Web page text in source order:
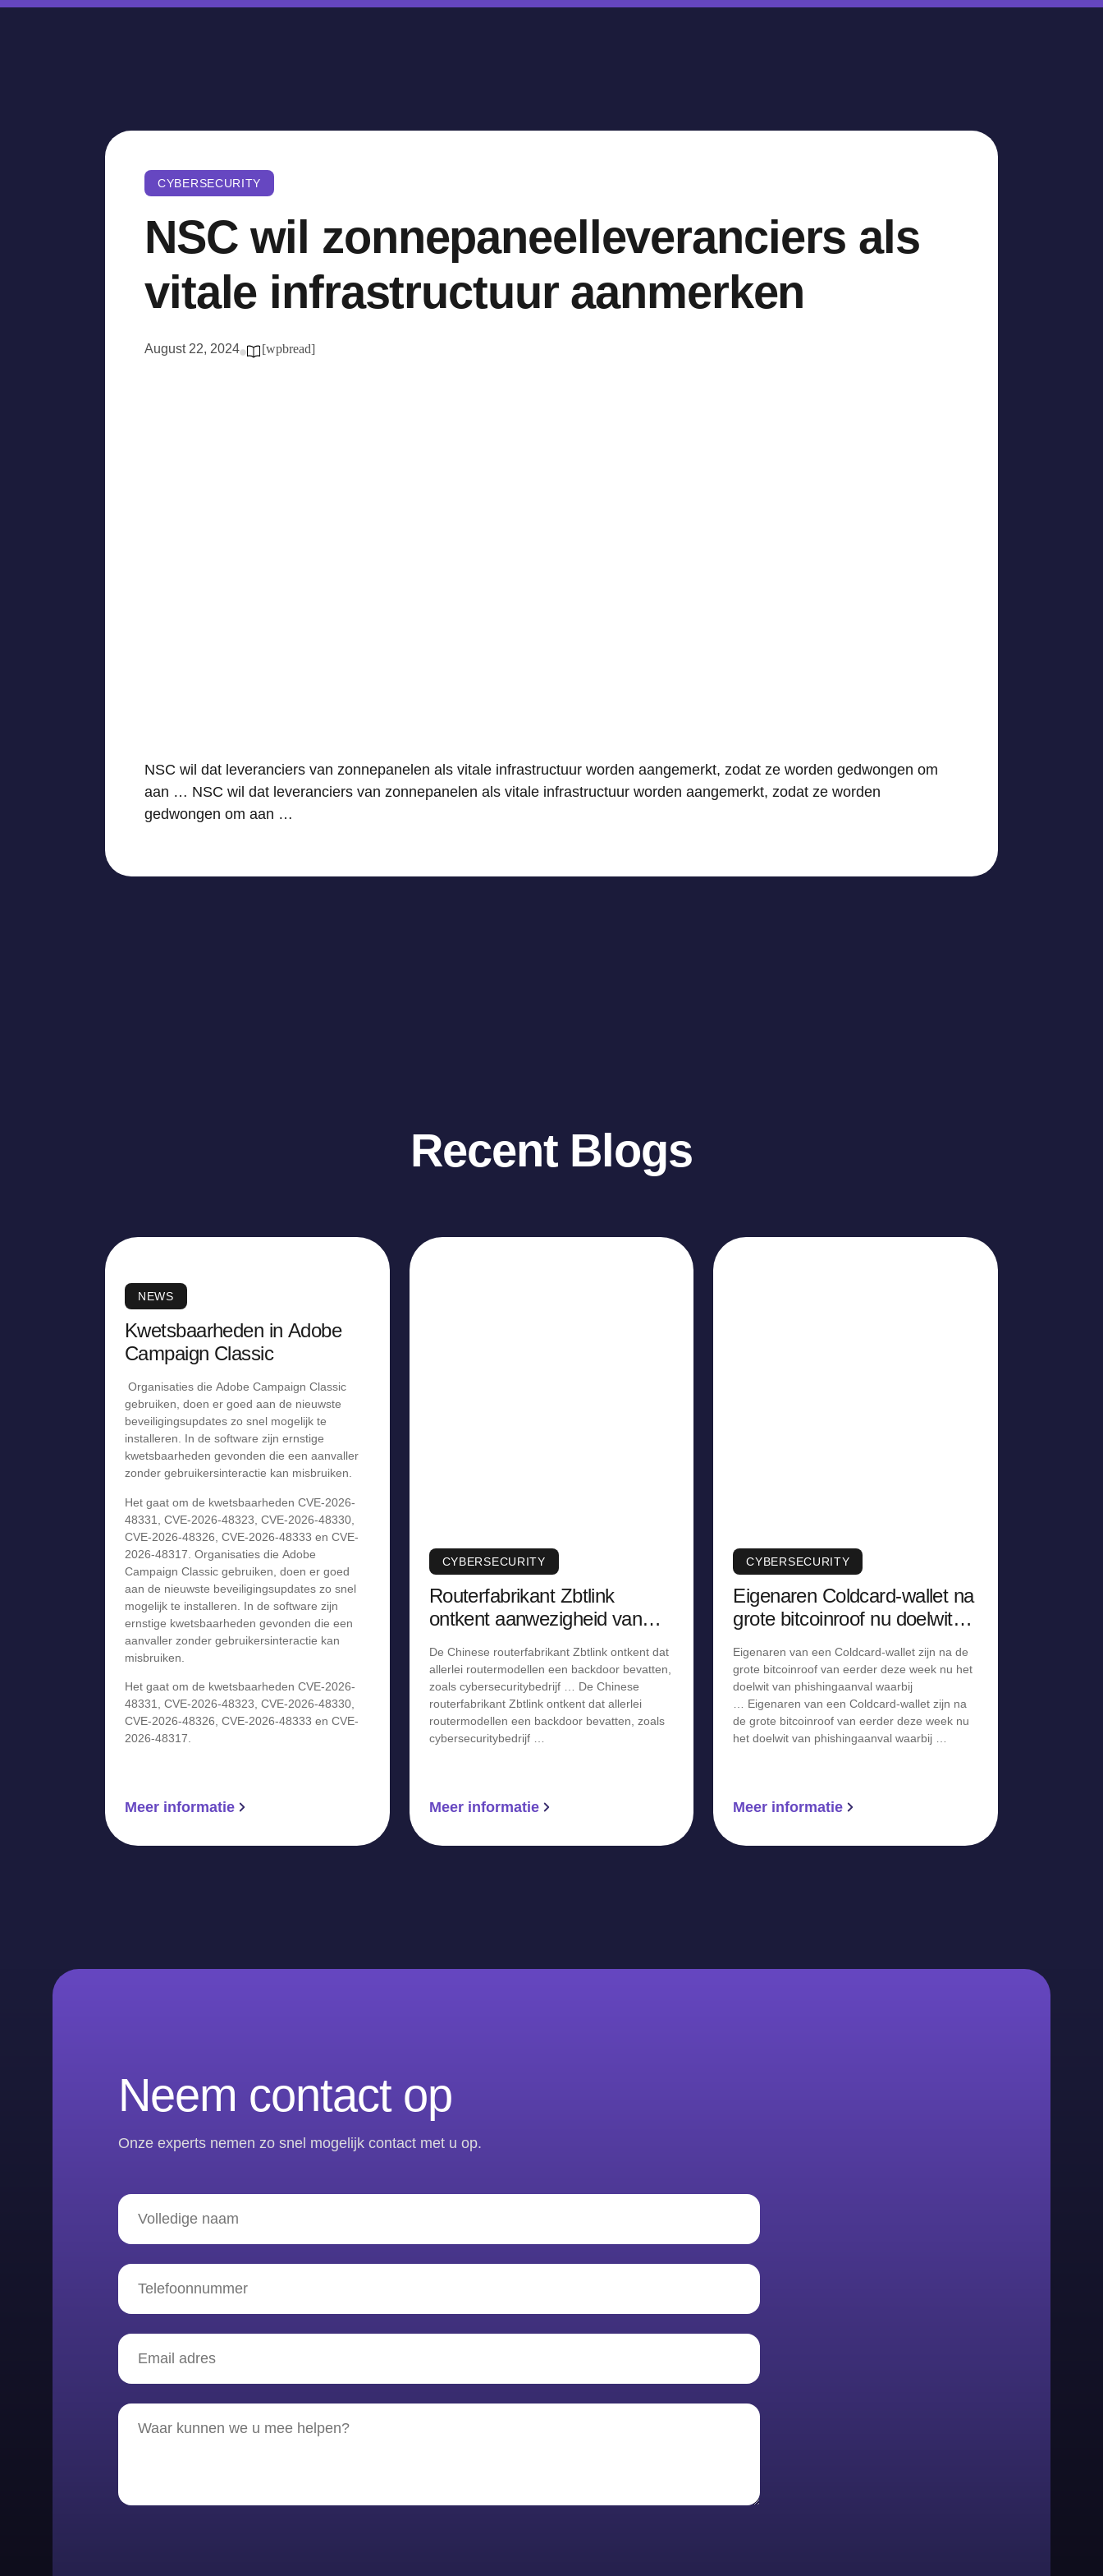
CYBERSECURITY
NSC wil zonnepaneelleveranciers als
vitale infrastructuur aanmerken
August 22, 2024 [wpbread]
NSC wil dat leveranciers van zonnepanelen als vitale infrastructuur worden aangemerkt, zodat ze worden gedwongen om
aan … NSC wil dat leveranciers van zonnepanelen als vitale infrastructuur worden aangemerkt, zodat ze worden
gedwongen om aan …
Recent Blogs
NEWS
Kwetsbaarheden in Adobe
Campaign Classic
Organisaties die Adobe Campaign Classic
gebruiken, doen er goed aan de nieuwste
beveiligingsupdates zo snel mogelijk te
installeren. In de software zijn ernstige
kwetsbaarheden gevonden die een aanvaller
zonder gebruikersinteractie kan misbruiken.
Het gaat om de kwetsbaarheden CVE-2026-
48331, CVE-2026-48323, CVE-2026-48330,
CVE-2026-48326, CVE-2026-48333 en CVE-
2026-48317. Organisaties die Adobe
Campaign Classic gebruiken, doen er goed
aan de nieuwste beveiligingsupdates zo snel
mogelijk te installeren. In de software zijn
ernstige kwetsbaarheden gevonden die een
aanvaller zonder gebruikersinteractie kan
misbruiken.
Het gaat om de kwetsbaarheden CVE-2026-
48331, CVE-2026-48323, CVE-2026-48330,
CVE-2026-48326, CVE-2026-48333 en CVE-
2026-48317.
Meer informatie
CYBERSECURITY
Routerfabrikant Zbtlink
ontkent aanwezigheid van
De Chinese routerfabrikant Zbtlink ontkent dat
allerlei routermodellen een backdoor bevatten,
zoals cybersecuritybedrijf … De Chinese
routerfabrikant Zbtlink ontkent dat allerlei
routermodellen een backdoor bevatten, zoals
cybersecuritybedrijf …
Meer informatie
CYBERSECURITY
Eigenaren Coldcard-wallet na
grote bitcoinroof nu doelwit
Eigenaren van een Coldcard-wallet zijn na de
grote bitcoinroof van eerder deze week nu het
doelwit van phishingaanval waarbij
… Eigenaren van een Coldcard-wallet zijn na
de grote bitcoinroof van eerder deze week nu
het doelwit van phishingaanval waarbij …
Meer informatie
Neem contact op
Onze experts nemen zo snel mogelijk contact met u op.